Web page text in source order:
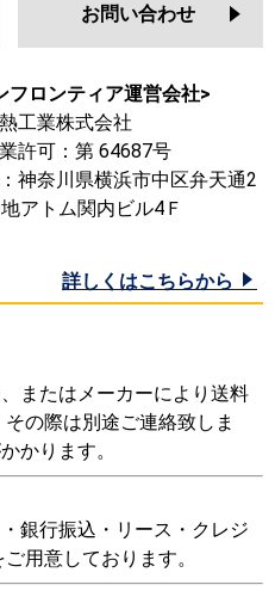
お問い合わせ
フロンティア運営会社>
工業株式会社
許可：第 64687号
神奈川県横浜市中区弁天通2
アトム関内ビル4Ｆ
詳しくはこちらから
またはメーカーにより送料
の際は別途ご連絡致しま
かります。
銀行振込・リース・クレジ
用意しております。